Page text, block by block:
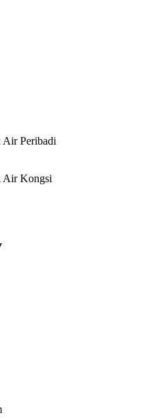
Peribadi
Air Kongsi